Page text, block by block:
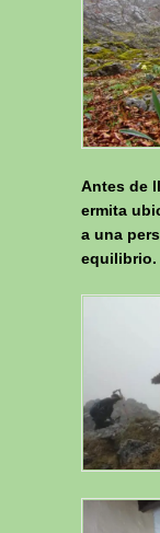
Antes de
ermita
a una
equilibrio.